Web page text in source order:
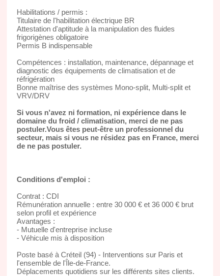
Habilitations / permis :
Titulaire de l'habilitation électrique BR
Attestation d'aptitude à la manipulation des fluides
frigorigènes obligatoire
Permis B indispensable
Compétences : installation, maintenance, dépannage et
diagnostic des équipements de climatisation et de
réfrigération
Bonne maîtrise des systèmes Mono-split, Multi-split et
VRV/DRV
Si vous n'avez ni formation, ni expérience dans le
domaine du froid / climatisation, merci de ne pas
postuler.Vous êtes peut-être un professionnel du
secteur, mais si vous ne résidez pas en France, merci
de ne pas postuler.
Conditions d'emploi :
Contrat : CDI
Rémunération annuelle : entre 30 000 € et 36 000 € brut
selon profil et expérience
Avantages :
- Mutuelle d'entreprise incluse
- Véhicule mis à disposition
Poste basé à Créteil (94) - Interventions sur Paris et
l'ensemble de l'Île-de-France.
Déplacements quotidiens sur les différents sites clients.